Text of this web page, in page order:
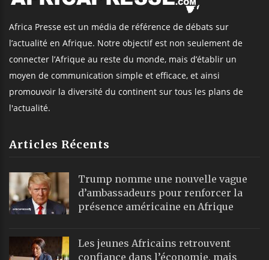
Africa Presse est un média de référence de débats sur
l’actualité en Afrique. Notre objectif est non seulement de
connecter l’Afrique au reste du monde, mais d’établir un
moyen de communication simple et efficace, et ainsi
promouvoir la diversité du continent sur tous les plans de
l'actualité.
Articles Récents
Trump nomme une nouvelle vague
d’ambassadeurs pour renforcer la
présence américaine en Afrique
Les jeunes Africains retrouvent
confiance dans l’économie, mais